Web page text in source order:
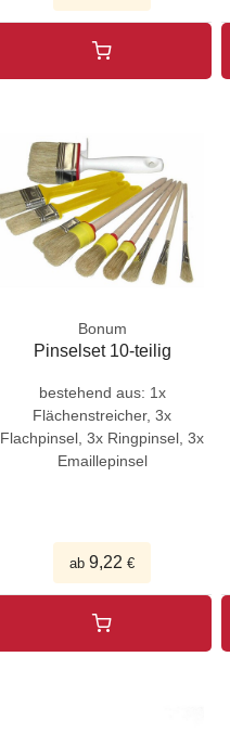
Bonum
Pinselset 10-teilig
bestehend aus: 1x
Flächenstreicher, 3x
Flachpinsel, 3x Ringpinsel, 3x
Emaillepinsel
ab9,22 €